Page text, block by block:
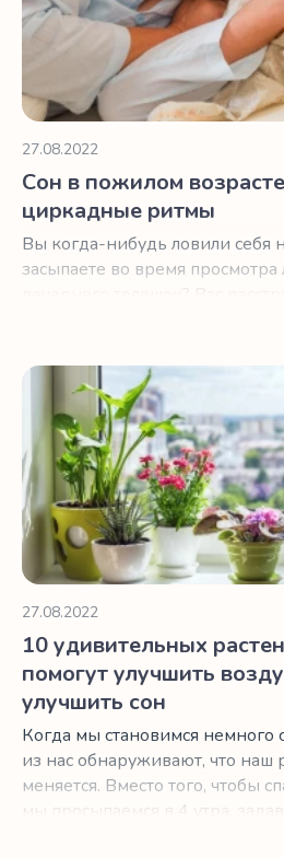
27.08.2022
Сон в пожилом
циркадные ритмы
Вы когда-нибудь ловили себя
засыпаете во время
10 удивительных растений,
27.08.2022
10 удивительных
помогут улучшить
улучшить сон
Когда мы становимся немного
из нас обнаруживают, что наш
меняется. Вместо того, чтобы
мы просыпаемся в 4 утра,